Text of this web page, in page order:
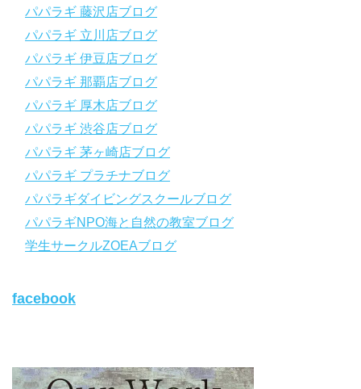
タップ！
↓↓↓↓↓↓こちら
↓↓↓↓↓↓
https://www.papalagi.co.jp/lp/line_registration/.
＿＿＿＿＿＿＿＿＿＿＿＿＿＿＿＿＿＿＿＿＿＿＿＿＿＿＿＿
https://www.papalagi.co.jp/lp/line_registration/.
YouTubeで言えない話をこっそり配信
◆ライセンス取得の前に知っておきたい情報満載の動画はコチラ
https://youtu.be/UBiZ64WlU7c?si=I5rkY-mkfTCxZVn7
◆ライセンス取得コースについて知りたい方はコチラ
ode
【パパラギダイビングスクール ホームページ】
https://www.papalagi.co.jp
旬な海の情報はコチラから！
日々の活動状況や報告はXで公開中！
https://x.com/papalagidivers?s=20
パパラギ 藤沢店ブログ
パパラギ 立川店ブログ
パパラギ 伊豆店ブログ
パパラギ 那覇店ブログ
パパラギ 厚木店ブログ
パパラギ 渋谷店ブログ
パパラギ 茅ヶ崎店ブログ
パパラギ プラチナブログ
パパラギダイビングスクールブログ
パパラギNPO海と自然の教室ブログ
学生サークルZOEAブログ
facebook